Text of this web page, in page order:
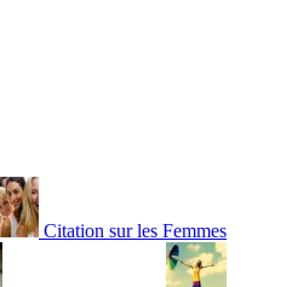
Citation sur les Femmes